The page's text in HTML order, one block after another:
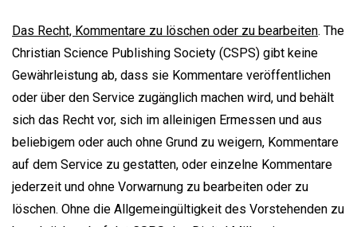
Das Recht, Kommentare zu löschen oder zu bearbeiten. The
Christian Science Publishing Society (CSPS) gibt keine
Gewährleistung ab, dass sie Kommentare veröffentlichen
oder über den Service zugänglich machen wird, und behält
sich das Recht vor, sich im alleinigen Ermessen und aus
beliebigem oder auch ohne Grund zu weigern, Kommentare
auf dem Service zu gestatten, oder einzelne Kommentare
jederzeit und ohne Vorwarnung zu bearbeiten oder zu
löschen. Ohne die Allgemeingültigkeit des Vorstehenden zu